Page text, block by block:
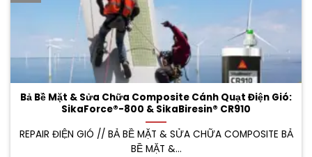
Bả Bề Mặt & Sửa Chữa Composite Cánh Quạt Điện Gió:
SikaForce®-800 & SikaBiresin® CR910
REPAIR ĐIỆN GIÓ // BẢ BỀ MẶT & SỬA CHỮA COMPOSITE BẢ
BỀ MẶT &...